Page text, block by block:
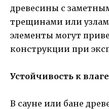
древесины с
трещинами или
элементы могут
конструкции при
Устойчивость к
В сауне или бане